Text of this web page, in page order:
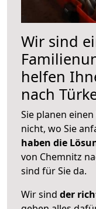
Wir sind
helfen
nach
Sie planen
nicht, wo Sie
haben die
von Chemnitz
sind für Sie da.
Wir sind der